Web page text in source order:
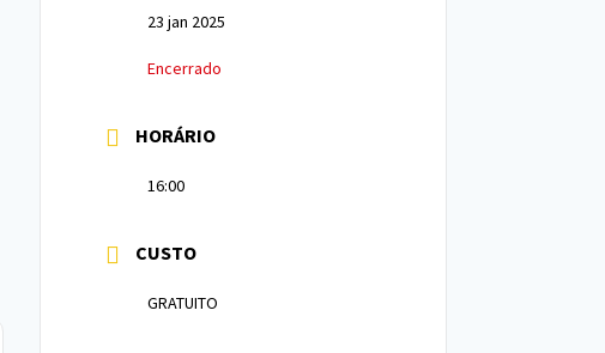
23 jan 2025
Encerrado
HORÁRIO
16:00
CUSTO
GRATUITO